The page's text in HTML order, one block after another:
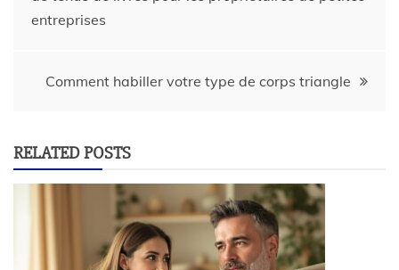
entreprises
Comment habiller votre type de corps triangle
RELATED POSTS